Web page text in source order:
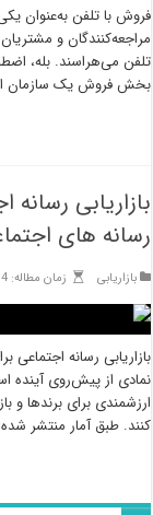
فروش با تلفن به‌عنوان
مراجعه‌كنندگان و
تلفن می‌هراسند. بله،
بخش فروش یک سازمان انجام شده
بازاریابی
رسانه های
بازاریابی زمان مطاله: 4 دقیقه
بازاریابی رسانه اجتماعی
نمادی از پیش‌روی آینده
ارزشمندی برای برندها و
کنند. طبق آمار منتشر